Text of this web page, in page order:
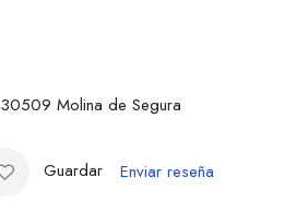
30509 Molina de Segura
Guardar Enviar reseña